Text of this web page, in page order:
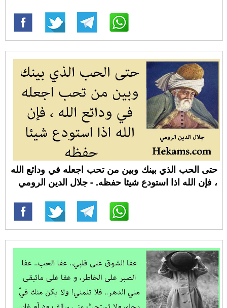
حتى الحب الذي بينك وبين من تحب اجعله في ودائع الله
، فإن الله اذا استودع شيئا حفظه. - جلال الدين الرومي